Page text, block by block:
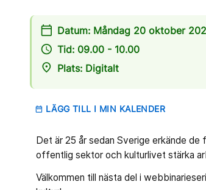
calendar_today Datum: Måndag 20 oktober
access_time Tid: 09.00 - 10.00
place Plats: Digitalt
date_range LÄGG TILL I MIN KALENDER
Det är 25 år sedan Sverige erkände de
offentlig sektor och kulturlivet stärka
Välkommen till nästa del i